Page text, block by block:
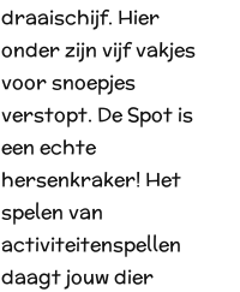
draaischijf. Hier
onder zijn vijf vakjes
voor snoepjes
verstopt. De Spot is
een echte
hersenkraker! Het
spelen van
activiteitenspellen
daagt jouw dier